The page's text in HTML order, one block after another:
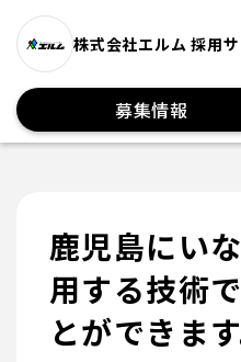
株式会社エルム 採用
募集情報
鹿児島にい
用する技術
とができます